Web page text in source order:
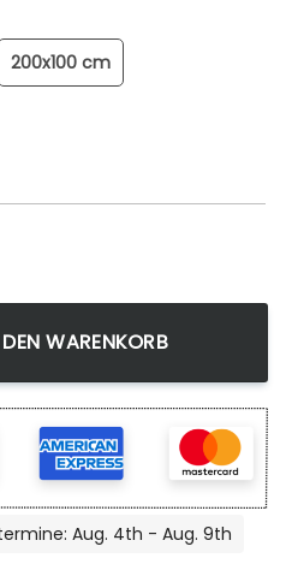
200x100 cm
1 Wandbilder Kunstdrucke
WARENKORB
Aug. 4th - Aug. 9th